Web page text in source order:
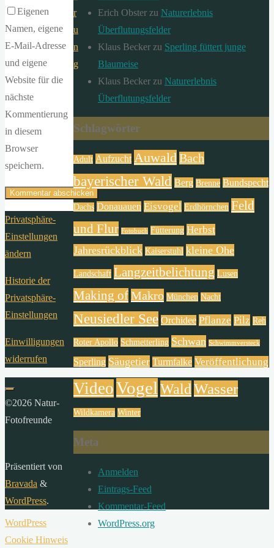
Eigenen
Namen, eigene
E-Mail-Adresse
und eigene
Website für die
nächste
Kommentierung
in diesem
Browser
speichern.
Erich Obster zu Naturerlebnis
Überflutungsfelder
Klaus Becker zu Sperling füttert junge
Blaumeise
Klaus Becker zu Naturerlebnis
Überflutungsfelder
Schlagwörter
Adult Aufzucht AuwaldBach
bayerischer Wald Berg Brenne Bundspecht
Dachs Donauauen Eisvogel Erdhörnchen Feld
und Flur Fotobuch Fütterung Herbst
Jahresrückblick Kaiserstuhl kleine Ohe
Landschaft Langzeitbelichtung Lusen
Making ofMakro München Nacht
Neusiedler See Orchidee Pflanze Pilz Reh
Roter Apollo Schmetterling Schwan Schwimmversteck
Sperling Säugetier Turmfalke Veröffentlichung
VideoVogel WaldWasser
Wildkamera Winter
Meta
Anmelden
Eintrags-Feed
Kommentar-Feed
WordPress.org
r
u
n
g
Privatsphäre-
Einstellungen
ändern
Historie der
Privatsphäre-
Einstellungen
Einwilligungen
widerrufen
©2026 Natur-
Fotofreunde
Präsentiert von
Bravada &
WordPress.
WordPress
Cookie Hinweis